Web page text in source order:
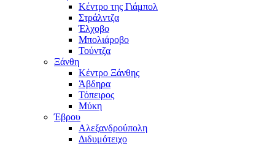
Κέντρο της Γιάμπολ
Στράλντζα
Έλχοβο
Μπολιάροβο
Τούντζα
Ξάνθη
Κέντρο Ξάνθης
Άβδηρα
Τόπειρος
Μύκη
Έβρου
Αλεξανδρούπολη
Διδυμότειχο